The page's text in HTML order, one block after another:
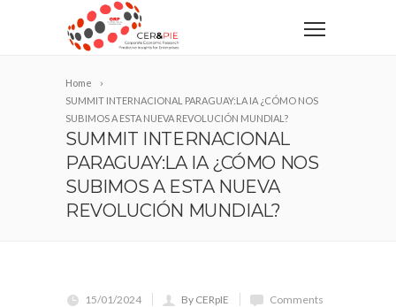
Home
SUMMIT INTERNACIONAL PARAGUAY:LA IA ¿CÓMO NOS
SUBIMOS A ESTA NUEVA REVOLUCIÓN MUNDIAL?
SUMMIT INTERNACIONAL
PARAGUAY:LA IA ¿CÓMO NOS
SUBIMOS A ESTA NUEVA
REVOLUCIÓN MUNDIAL?
15/01/2024 By CERpIE
Comments